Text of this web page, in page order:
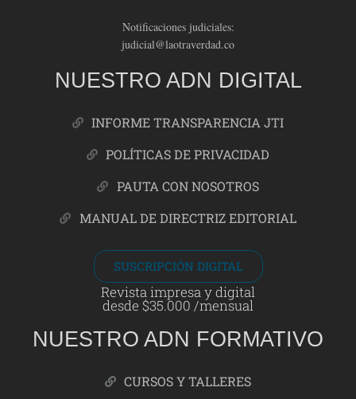
Notificaciones judiciales:
judicial@laotraverdad.co
NUESTRO ADN DIGITAL
INFORME TRANSPARENCIA JTI
POLÍTICAS DE PRIVACIDAD
PAUTA CON NOSOTROS
MANUAL DE DIRECTRIZ EDITORIAL
SUSCRIPCIÓN DIGITAL
Revista impresa y digital
desde $35.000 /mensual
NUESTRO ADN FORMATIVO
CURSOS Y TALLERES